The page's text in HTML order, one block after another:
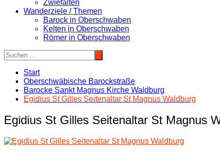
Zwiefalten
Wanderziele / Themen
Barock in Oberschwaben
Kelten in Oberschwaben
Römer in Oberschwaben
Start
Oberschwäbische Barockstraße
Barocke Sankt Magnus Kirche Waldburg
Egidius St Gilles Seitenaltar St Magnus Waldburg
Egidius St Gilles Seitenaltar St Magnus